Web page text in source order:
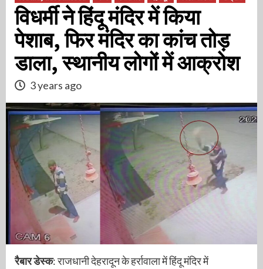
विधर्मी ने हिंदू मंदिर में किया
पेशाब, फिर मंदिर का कांच तोड़
डाला, स्थानीय लोगों में आक्रोश
3 years ago
रैबार डेस्क: राजधानी देहरादून के हर्रावाला में हिंदू मंदिर में